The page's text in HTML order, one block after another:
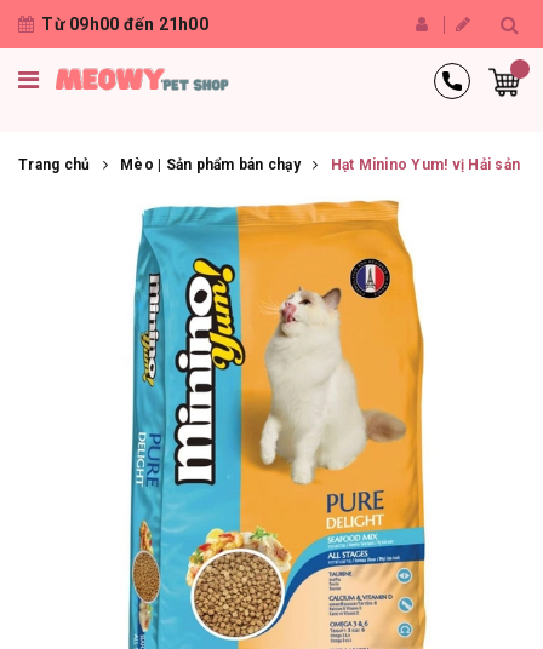
Từ 09h00 đến 21h00
Trang chủ Mèo | Sản phẩm bán chạy Hạt Minino Yum! vị Hải sản